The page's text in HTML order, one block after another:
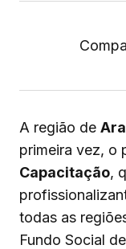
A região de
primeira vez, o
Capacitação,
todas as
Fundo Social